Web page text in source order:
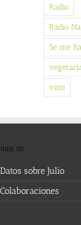
Radio
Radio
Se me
vino
MI
Datos sobre Julio
Colaboraciones